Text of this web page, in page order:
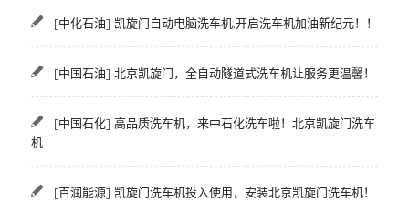
[中化石油] 凯旋门自动电脑洗车机,开启洗车机加油新纪元！！
[中国石油] 北京凯旋门，全自动隧道式洗车机让服务更温馨！
[中国石化] 高品质洗车机，来中石化洗车啦！北京凯旋门洗车
机
[百润能源] 凯旋门洗车机投入使用，安装北京凯旋门洗车机！